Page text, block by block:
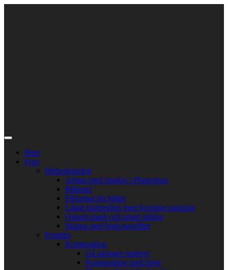
Hem
Foto
Bildredigering
Arbeta med masker i Photoshop
Bildspel
Filformat för bilder
Långt skärpedjup med focusing stacking
Oskarp mask och smart skärpa
Skärpa med high-passfilter
Fototips
Komposition
Gå närmare motivet
Komposition med linjer